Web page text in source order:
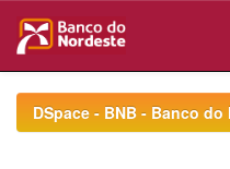
navigationDSpace - BNB - Banco